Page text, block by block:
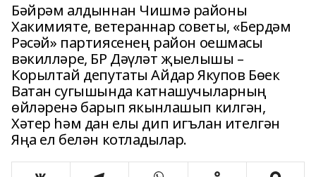
Бәйрәм алдыннан Чишмә районы
Хакимияте, ветераннар советы, «Бердәм
Рәсәй» партиясенең район оешмасы
вәкилләре, БР Дәүләт җыелышы –
Корылтай депутаты Айдар Якупов Бөек
Ватан сугышында катнашучыларның
өйләренә барып якынлашып килгән,
Хәтер һәм дан елы дип игълан ителгән
Яңа ел белән котладылар.